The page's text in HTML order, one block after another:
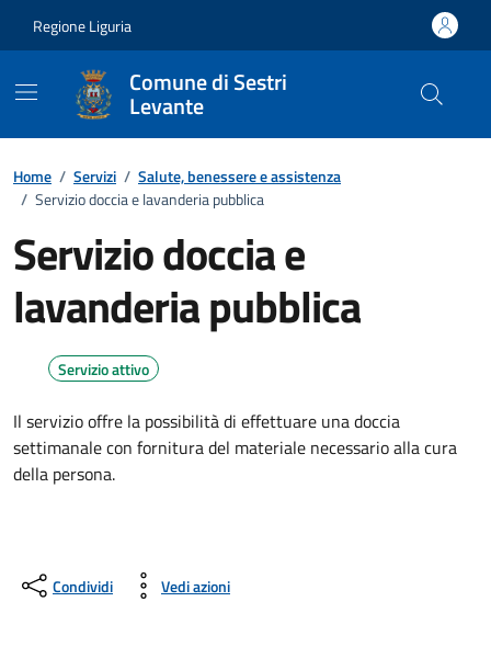
Regione Liguria
Comune di Sestri
Levante
Home / Servizi / Salute, benessere e assistenza
/ Servizio doccia e lavanderia pubblica
Servizio doccia e
lavanderia pubblica
Servizio attivo
Il servizio offre la possibilità di effettuare una doccia
settimanale con fornitura del materiale necessario alla cura
della persona.
Condividi Vedi azioni